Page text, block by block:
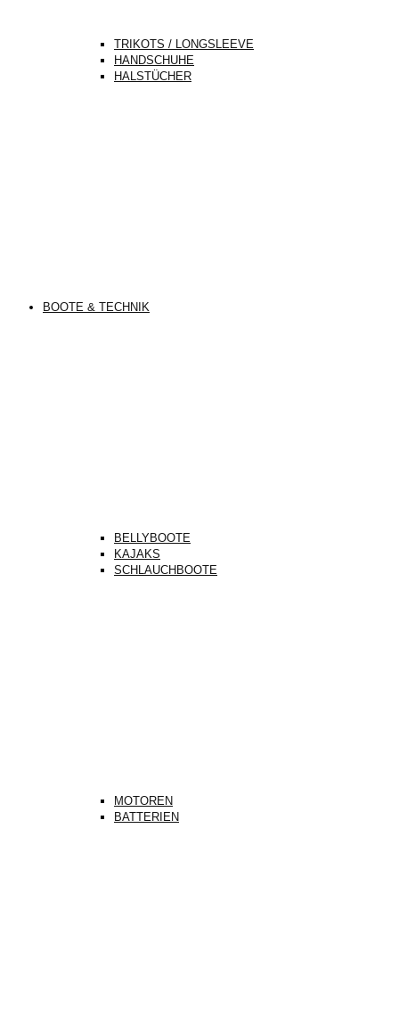
TRIKOTS / LONGSLEEVE
HANDSCHUHE
HALSTÜCHER
BOOTE & TECHNIK
BELLYBOOTE
KAJAKS
SCHLAUCHBOOTE
MOTOREN
BATTERIEN